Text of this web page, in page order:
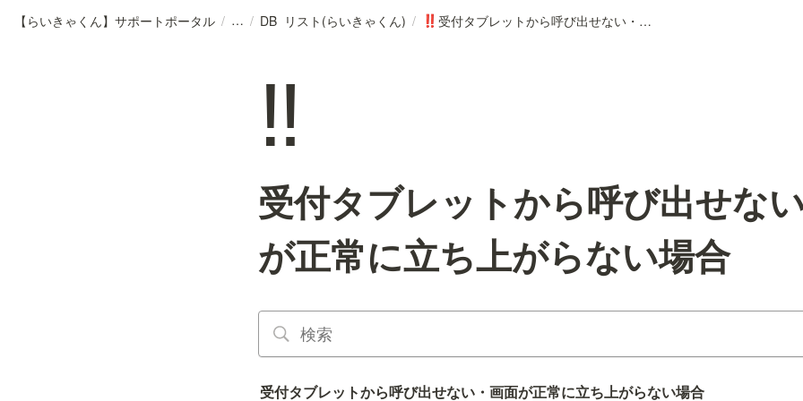
【らいきゃくん】サポートポータル / / DB_リスト(らいきゃくん) / ‼️ 受付タブレットから呼び出せない・画面が正常に立ち上がらない場合
‼️
受付タブレットから呼び出せな
が正常に立ち上がらない場合
受付タブレットから呼び出せない・画面が正常に立ち上がらない場合